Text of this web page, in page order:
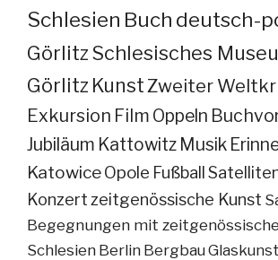
Schlesien Buch deutsch-
GörlitzSchlesisches
Görlitz KunstZweiter
Exkursion Film Oppeln
Jubiläum Kattowitz Musik
KatowiceOpole Fußball
Konzertzeitgenössische Kunst
Begegnungen mit
Schlesien Berlin BergbauGlaskunst